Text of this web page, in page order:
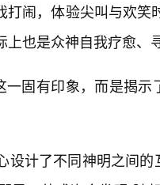
闹，体验尖叫与欢笑
上也是众神自我疗愈、
一固有印象，而是揭
设计了不同神明之间